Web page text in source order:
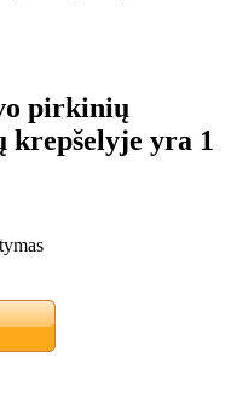
pirkinių
krepšelyje yra 1